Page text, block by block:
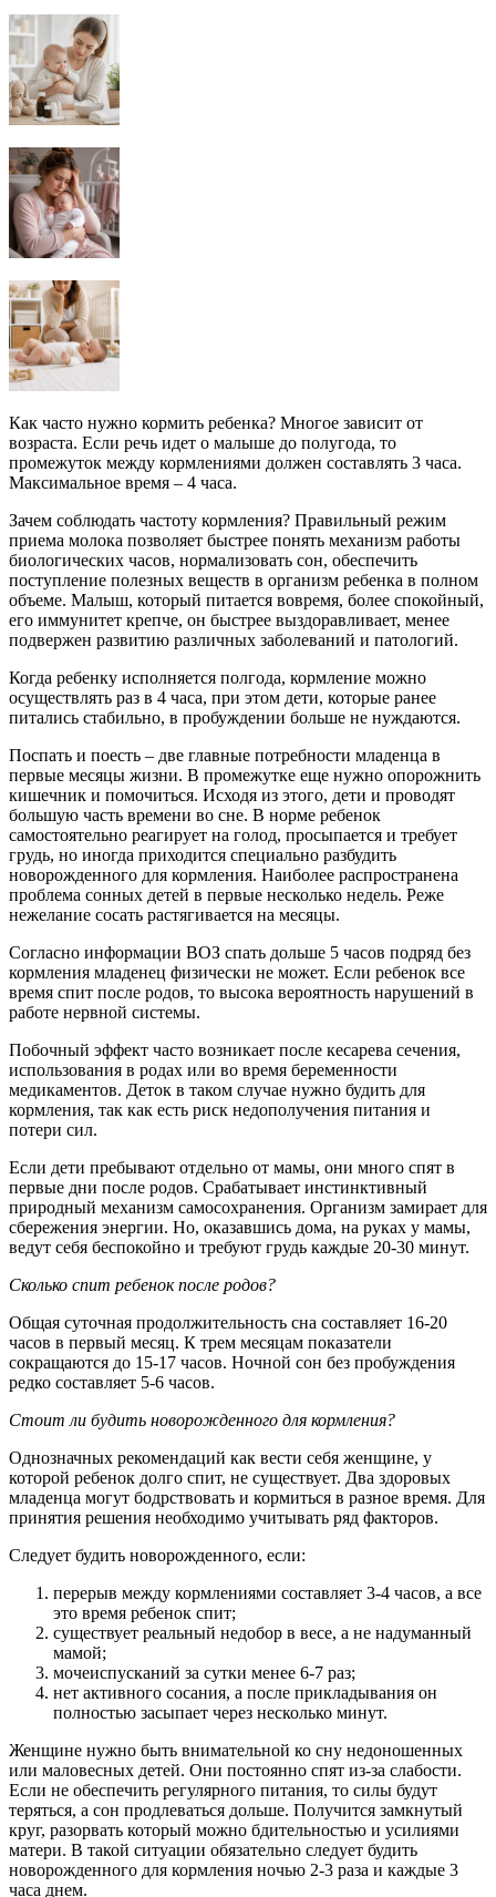
Как часто нужно кормить ребенка? Многое зависит от
возраста. Если речь идет о малыше до полугода, то
промежуток между кормлениями должен составлять 3 часа.
Максимальное время – 4 часа.
Зачем соблюдать частоту кормления? Правильный режим
приема молока позволяет быстрее понять механизм работы
биологических часов, нормализовать сон, обеспечить
поступление полезных веществ в организм ребенка в полном
объеме. Малыш, который питается вовремя, более спокойный,
его иммунитет крепче, он быстрее выздоравливает, менее
подвержен развитию различных заболеваний и патологий.
Когда ребенку исполняется полгода, кормление можно
осуществлять раз в 4 часа, при этом дети, которые ранее
питались стабильно, в пробуждении больше не нуждаются.
Поспать и поесть – две главные потребности младенца в
первые месяцы жизни. В промежутке еще нужно опорожнить
кишечник и помочиться. Исходя из этого, дети и проводят
большую часть времени во сне. В норме ребенок
самостоятельно реагирует на голод, просыпается и требует
грудь, но иногда приходится специально разбудить
новорожденного для кормления. Наиболее распространена
проблема сонных детей в первые несколько недель. Реже
нежелание сосать растягивается на месяцы.
Согласно информации ВОЗ спать дольше 5 часов подряд без
кормления младенец физически не может. Если ребенок все
время спит после родов, то высока вероятность нарушений в
работе нервной системы.
Побочный эффект часто возникает после кесарева сечения,
использования в родах или во время беременности
медикаментов. Деток в таком случае нужно будить для
кормления, так как есть риск недополучения питания и
потери сил.
Если дети пребывают отдельно от мамы, они много спят в
первые дни после родов. Срабатывает инстинктивный
природный механизм самосохранения. Организм замирает для
сбережения энергии. Но, оказавшись дома, на руках у мамы,
ведут себя беспокойно и требуют грудь каждые 20-30 минут.
Сколько спит ребенок после родов?
Общая суточная продолжительность сна составляет 16-20
часов в первый месяц. К трем месяцам показатели
сокращаются до 15-17 часов. Ночной сон без пробуждения
редко составляет 5-6 часов.
Стоит ли будить новорожденного для кормления?
Однозначных рекомендаций как вести себя женщине, у
которой ребенок долго спит, не существует. Два здоровых
младенца могут бодрствовать и кормиться в разное время. Для
принятия решения необходимо учитывать ряд факторов.
Следует будить новорожденного, если:
перерыв между кормлениями составляет 3-4 часов, а все
это время ребенок спит;
существует реальный недобор в весе, а не надуманный
мамой;
мочеиспусканий за сутки менее 6-7 раз;
нет активного сосания, а после прикладывания он
полностью засыпает через несколько минут.
Женщине нужно быть внимательной ко сну недоношенных
или маловесных детей. Они постоянно спят из-за слабости.
Если не обеспечить регулярного питания, то силы будут
теряться, а сон продлеваться дольше. Получится замкнутый
круг, разорвать который можно бдительностью и усилиями
матери. В такой ситуации обязательно следует будить
новорожденного для кормления ночью 2-3 раза и каждые 3
часа днем.